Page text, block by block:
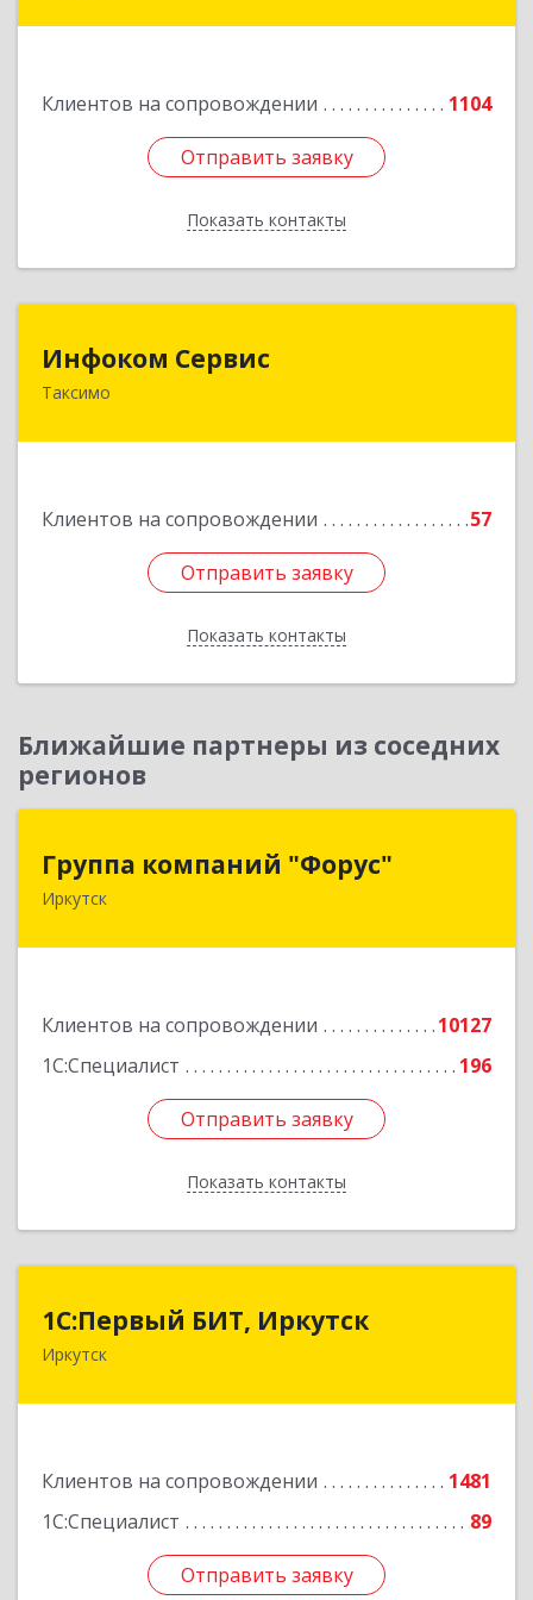
Клиентов на сопровождении 1104
Отправить заявку
Показать контакты
Отправить заявку
Назад
Инфоком Сервис
Таксимо
Клиентов на сопровождении 57
Отправить заявку
Показать контакты
671560, Республика Бурятия, Муйский р-н, пгт.
Отправить заявку
Назад
Ближайшие партнеры из соседних
регионов
Группа компаний "Форус"
Иркутск
Клиентов на сопровождении
10127
1С:Специалист
196
Отправить заявку
Показать контакты
Группа компаний "Форус"
664007, Иркутская обл, Иркутск г, Ямская ул,
Отправить заявку
Назад
1С:Первый БИТ, Иркутск
Иркутск
Клиентов на сопровождении
1481
1С:Специалист
89
Отправить заявку
1С:Первый БИТ, Иркутск
664007, Иркутская обл, Иркутск г, Декабрьских
Отправить заявку